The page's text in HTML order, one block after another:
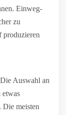
Einweg-
zu
produzieren
Auswahl an
etwas
Die meisten